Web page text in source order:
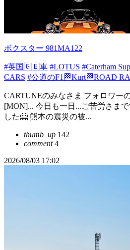
ボクスター 981MA122
#英国🇬🇧車 #LOTUS #Caterham
CARS #公道のF1🏁Kurt🏁ROAD
CARTUNEのみなさま フォロワー
[MON]... 今日も一日...ご苦労さま
した🤗 熊本の震災の被...
thumb_up 142
comment4
2026/08/03 17:02